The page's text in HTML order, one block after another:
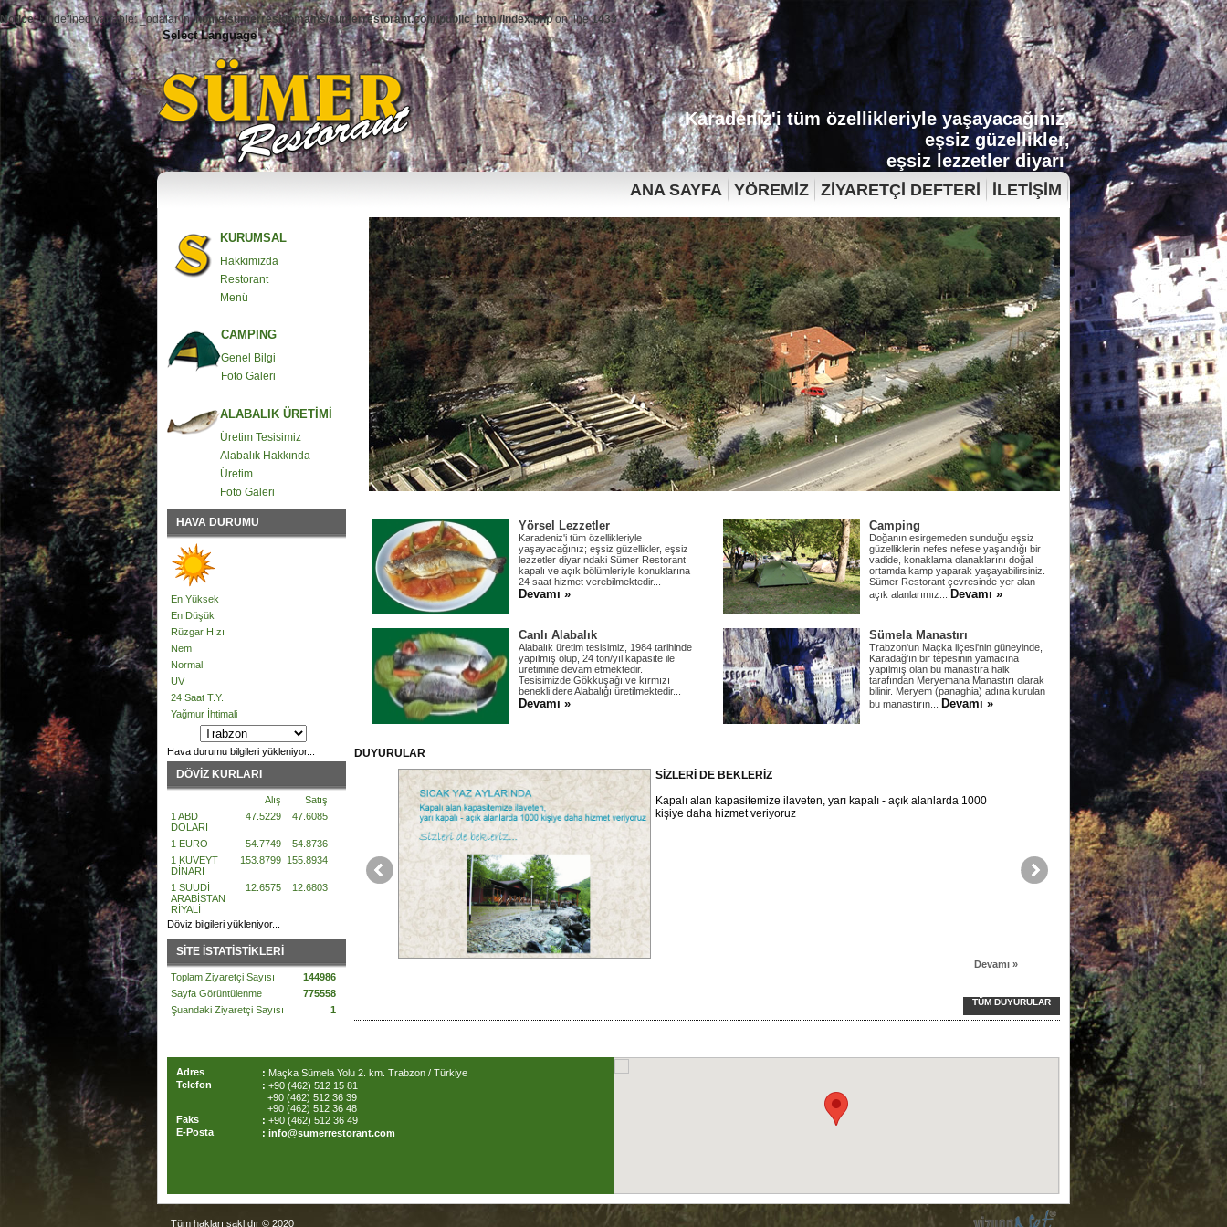
Notice: Undefined variable: _odalar in/home/sumerres/domains/sumerrestorant.com/public_html/index.phpon line1433
ANA SAYFA YÖREMİZ ZİYARETÇİ DEFTERİ İLETİŞİM
Select Language ▼
Karadeniz'i tüm özellikleriyle yaşayacağınız,
eşsiz güzellikler,
eşsiz lezzetler diyarı
KURUMSAL
Hakkımızda
Restorant
Menü
CAMPING
Genel Bilgi
Foto Galeri
ALABALIK ÜRETİMİ
Üretim Tesisimiz
Alabalık Hakkında
Üretim
Foto Galeri
HAVA DURUMU
En Yüksek
En Düşük
Rüzgar Hızı
Nem
Normal
UV
24 Saat T.Y.
Yağmur İhtimali
Hava durumu bilgileri yükleniyor...
DÖVİZ KURLARI
Alış
Satış
1 ABD
DOLARI
47.5229 47.6085
1 EURO 54.7749
54.8736
1 KUVEYT
DİNARI
153.8799 155.8934
1 SUUDİ
ARABİSTAN
RİYALİ
12.6575 12.6803
Döviz bilgileri yükleniyor...
SİTE İSTATİSTİKLERİ
Toplam Ziyaretçi Sayısı
144986
Sayfa Görüntülenme
775558
Şuandaki Ziyaretçi Sayısı
1
Yörsel Lezzetler
Karadeniz'i tüm özellikleriyle
yaşayacağınız; eşsiz güzellikler, eşsiz
lezzetler diyarındaki Sümer Restorant
kapalı ve açık bölümleriyle konuklarına
24 saat hizmet verebilmektedir...
Devamı »
Camping
Doğanın esirgemeden sunduğu eşsiz
güzelliklerin nefes nefese yaşandığı bir
vadide, konaklama olanaklarını doğal
ortamda kamp yaparak yaşayabilirsiniz.
Sümer Restorant çevresinde yer alan
açık alanlarımız...
Devamı »
Canlı Alabalık
Alabalık üretim tesisimiz, 1984 tarihinde
yapılmış olup, 24 ton/yıl kapasite ile
üretimine devam etmektedir.
Tesisimizde Gökkuşağı ve kırmızı
benekli dere Alabalığı üretilmektedir...
Devamı »
Sümela Manastırı
Trabzon'un Maçka ilçesi'nin güneyinde,
Karadağ'ın bir tepesinin yamacına
yapılmış olan bu manastıra halk
tarafından Meryemana Manastırı olarak
bilinir. Meryem (panaghia) adına kurulan
bu manastırın...
Devamı »
DUYURULAR
SİZLERİ DE BEKLERİZ
Kapalı alan kapasitemize ilaveten, yarı kapalı - açık alanlarda 1000
kişiye daha hizmet veriyoruz
Devamı »
TÜM DUYURULAR
Adres : Maçka Sümela Yolu 2. km. Trabzon / Türkiye
Telefon
: +90 (462) 512 15 81
+90 (462) 512 36 39
+90 (462) 512 36 48
Faks
: +90 (462) 512 36 49
E-Posta
: info@sumerrestorant.com
Tüm hakları saklıdır © 2020